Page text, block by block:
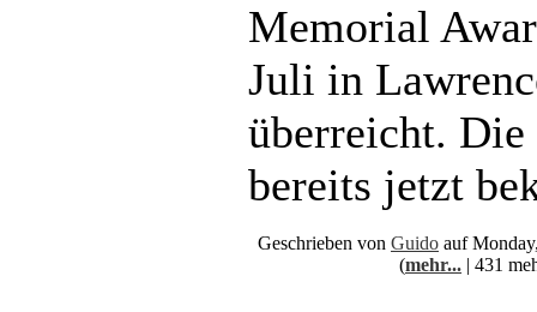
Memorial
Juli in
überreicht.
bereits jetzt
Geschrieben von Guido auf
(mehr... | 431